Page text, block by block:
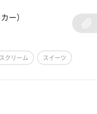
ー）
クリーム スイーツ